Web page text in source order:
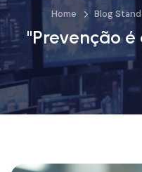
Home Blog
"Prevenção